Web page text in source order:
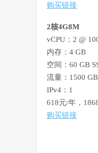
购买链接
2核4G8M
vCPU：2 @
内存：4 GB
空间：60 GB
流量：1500
IPv4：1
618元/年，
购买链接